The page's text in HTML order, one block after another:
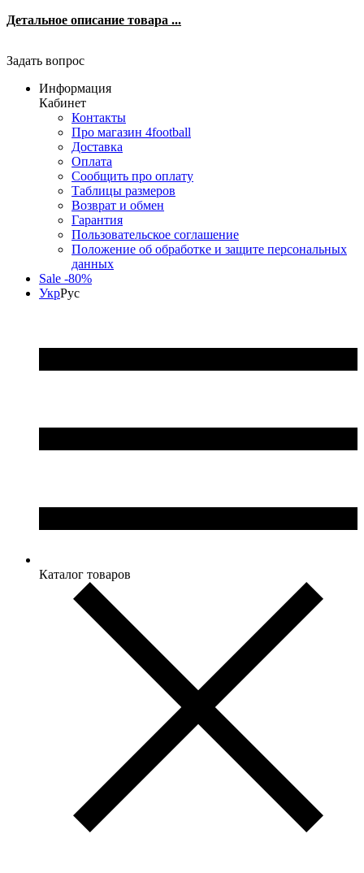
Детальное описание товара ...
Задать вопрос
Информация
Кабинет
Контакты
Про магазин 4football
Доставка
Оплата
Сообщить про оплату
Таблицы размеров
Возврат и обмен
Гарантия
Пользовательское соглашение
Положение об обработке и защите персональных
данных
Sale -80%
УкрРус
Каталог товаров